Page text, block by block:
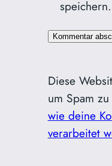
speichern.
Diese
um Spam
wie deine
verarbeitet